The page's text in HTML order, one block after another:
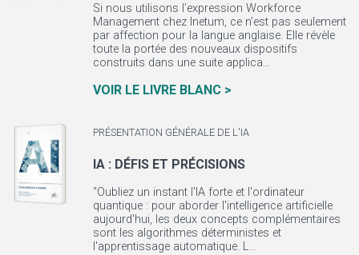
Si nous utilisons l’expression Workforce
Management chez Inetum, ce n’est pas seulement
par affection pour la langue anglaise. Elle révèle
toute la portée des nouveaux dispositifs
construits dans une suite applica...
VOIR LE LIVRE BLANC >
PRÉSENTATION GÉNÉRALE DE L'IA
IA : DÉFIS ET PRÉCISIONS
"Oubliez un instant l'IA forte et l'ordinateur
quantique : pour aborder l'intelligence artificielle
aujourd'hui, les deux concepts complémentaires
sont les algorithmes déterministes et
l'apprentissage automatique. L...